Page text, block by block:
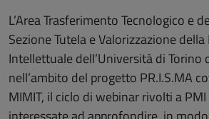
L’Area Trasferimento Tecnologico e
Sezione Tutela e Valorizzazione
Intellettuale dell’Università di Torino
nell’ambito del progetto PR.I.S.MA
MIMIT, il ciclo di webinar rivolti a